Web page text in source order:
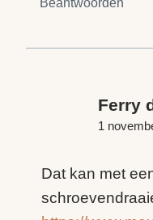
Ferry
1
Dat kan met